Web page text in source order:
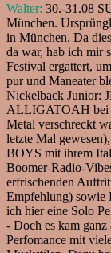
Walter: 30.-31.08
München.
in München. Da
da war, hab ich mir
Festival ergattert,
pur und Maneater
Nickelback Junior:
ALLIGATOAH bei
Metal verschreckt
letzte Mal
BOYS mit ihrem
Boomer-Radio-
erfrischenden
Empfehlung) sowie
ich hier eine Solo
- Doch es kam ganz
Perfomance mit